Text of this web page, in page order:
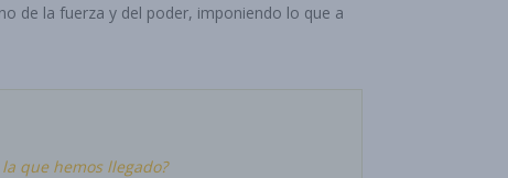
de la fuerza y del poder, imponiendo lo que a
que hemos llegado?